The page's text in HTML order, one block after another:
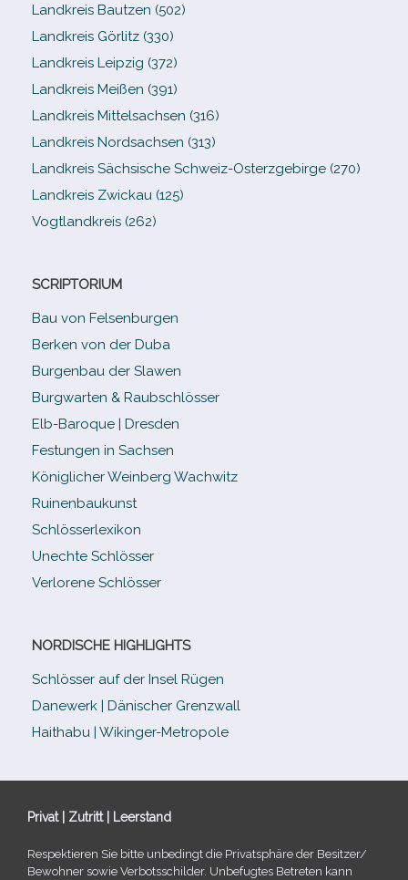
Landkreis Bautzen (502)
Landkreis Görlitz (330)
Landkreis Leipzig (372)
Landkreis Meißen (391)
Landkreis Mittelsachsen (316)
Landkreis Nordsachsen (313)
Landkreis Sächsische Schweiz-​Osterzgebirge (270)
Landkreis Zwickau (125)
Vogtlandkreis (262)
SCRIPTORIUM
Bau von Felsenburgen
Berken von der Duba
Burgenbau der Slawen
Burgwarten & Raubschlösser
Elb-​Baroque | Dresden
Festungen in Sachsen
Königlicher Weinberg Wachwitz
Ruinenbaukunst
Schlösserlexikon
Unechte Schlösser
Verlorene Schlösser
NORDISCHE HIGHLIGHTS
Schlösser auf der Insel Rügen
Danewerk | Dänischer Grenzwall
Haithabu | Wikinger-Metropole
Privat | Zutritt | Leerstand
Respektieren Sie bitte unbe­dingt die Privatsphäre der Besitzer/​
Bewohner sowie Verbotsschilder. Unbefugtes Betreten kann